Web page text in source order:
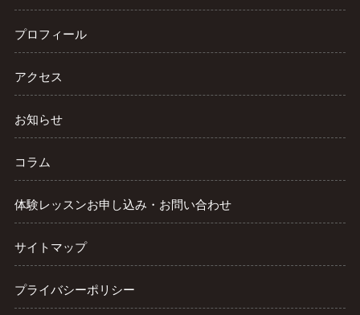
プロフィール
アクセス
お知らせ
コラム
体験レッスンお申し込み・お問い合わせ
サイトマップ
プライバシーポリシー